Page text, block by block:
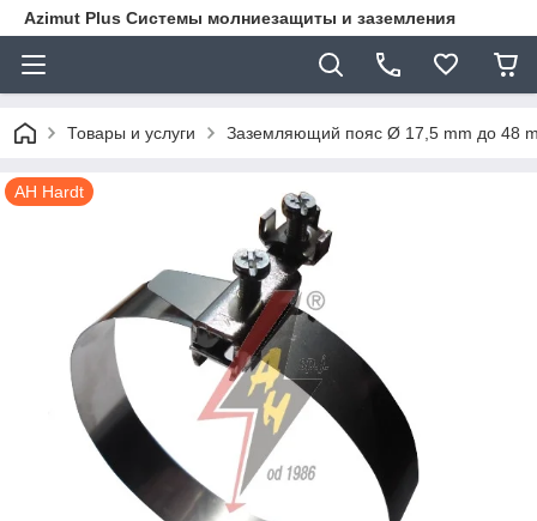
Azimut Plus Системы молниезащиты и заземления
Товары и услуги Заземляющий пояс Ø 17,5 mm до 48
AH Hardt